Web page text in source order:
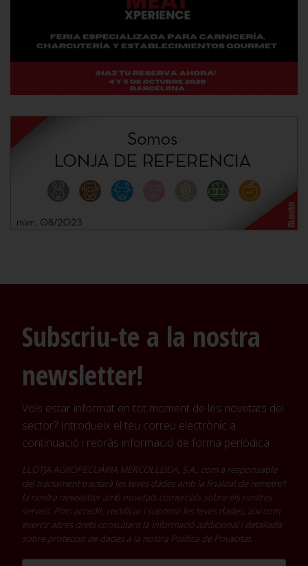
Subscriu-te a la nostra
newsletter!
Vols estar informat en tot moment de les novetats del
sector? Introdueix el teu correu electrònic a
continuació i rebràs informació de forma periòdica
LLOTJA AGROPECUÀRIA MERCOLLEIDA, S.A., com a responsable
del tractament tractarà les teves dades amb la finalitat de remetre't
la nostra newsletter amb novetats comercials sobre els nostres
serveis. Pots accedir, rectificar i suprimir les teves dades, així com
exercir altres drets consultant la informació addicional i detallada
sobre protecció de dades a la nostra Política de Privacitat.